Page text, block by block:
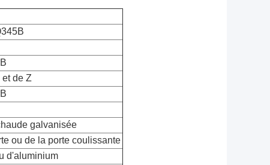
de Z
galvanisée
ou de la porte coulissante
d'aluminium